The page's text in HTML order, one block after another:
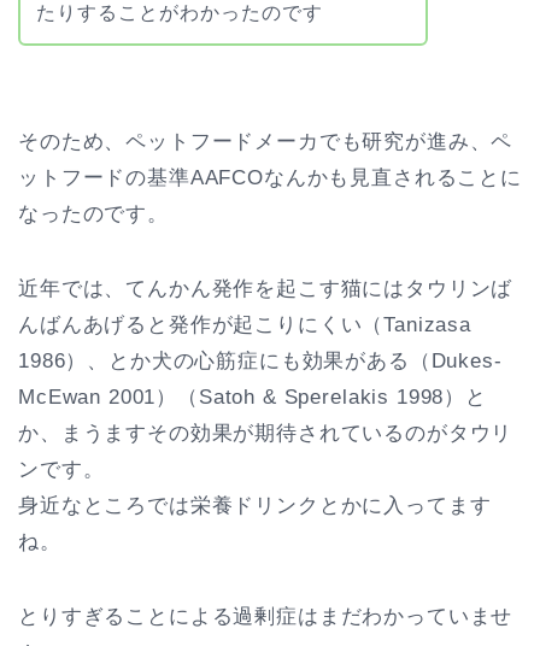
たりすることがわかったのです
そのため、ペットフードメーカでも研究が進み、ペ
ットフードの基準AAFCOなんかも見直されることに
なったのです。
近年では、てんかん発作を起こす猫にはタウリンば
んばんあげると発作が起こりにくい（Tanizasa
1986）、とか犬の心筋症にも効果がある（Dukes-
McEwan 2001）（Satoh & Sperelakis 1998）と
か、まうますその効果が期待されているのがタウリ
ンです。
身近なところでは栄養ドリンクとかに入ってます
ね。
とりすぎることによる過剰症はまだわかっていませ